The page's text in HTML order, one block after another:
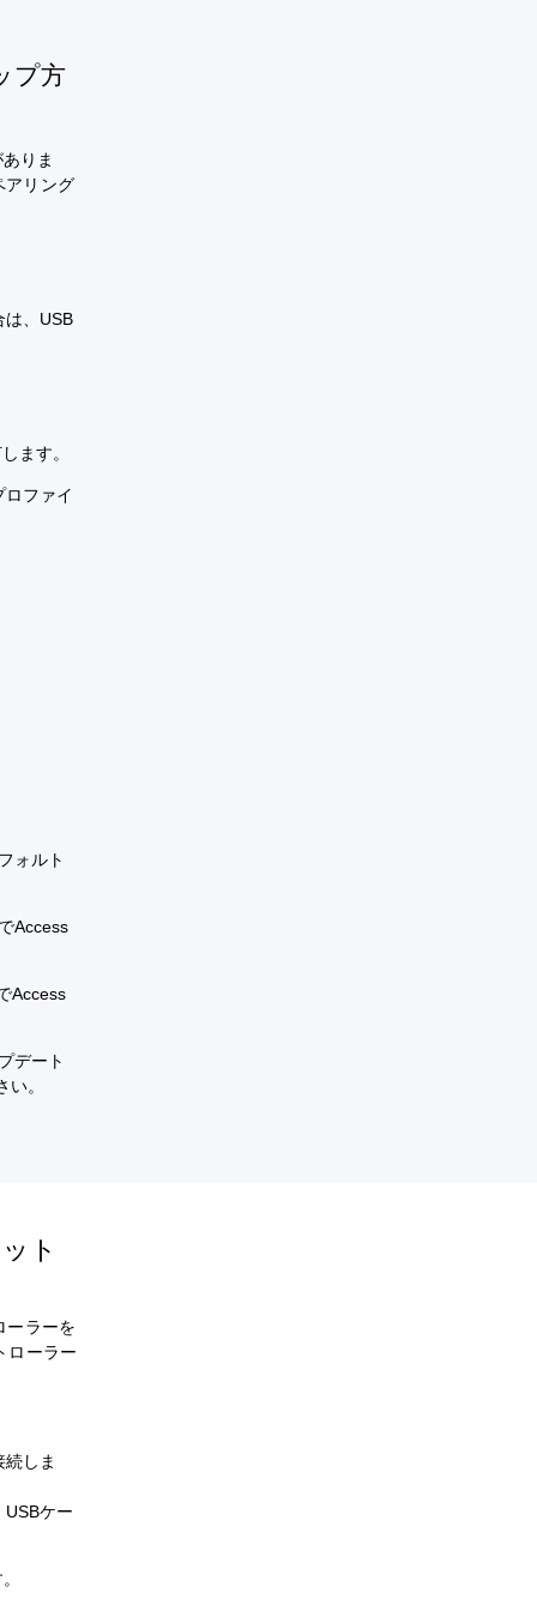
プ方
りま
アリング
は、USB
ます。
ファイ
ォルト
Access
Access
デート
。
ト
ーラーを
ローラー
しま
ケー